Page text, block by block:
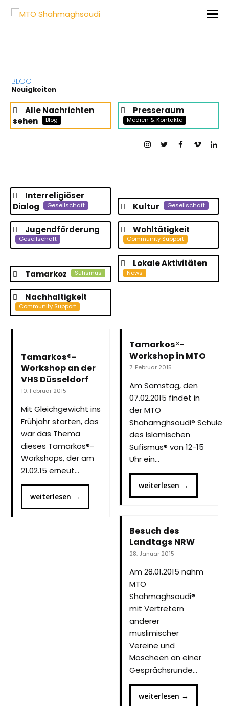
BLOG
Neuigkeiten
Alle Nachrichten
sehen
Blog
Presseraum
Medien & Kontakte
Instagram
TwitterFacebook
Vimeo
Interreligiöser
Dialog
Gesellschaft Kultur Gesellschaft
Jugendförderung
Gesellschaft
Wohltätigkeit
Community Support
Tamarkoz Sufismus
Lokale Aktivitäten
News
Nachhaltigkeit
Community Support
Tamarkos®-
Workshop an der
VHS Düsseldorf
10. Februar 2015
Mit Gleichgewicht ins
Frühjahr starten, das
war das Thema
dieses Tamarkos®-
Workshops, der am
21.02.15 erneut…
weiterlesen →
Tamarkos®-
Workshop in MTO
7. Februar 2015
Am Samstag, den
07.02.2015 findet in
der MTO
Shahamghsoudi® Schule
des Islamischen
Sufismus® von 12-15
Uhr ein…
weiterlesen →
Besuch des
Landtags NRW
28. Januar 2015
Am 28.01.2015 nahm
MTO
Shahmaghsoudi®
mit Vertretern
anderer
muslimischer
Vereine und
Moscheen an einer
Gesprächsrunde…
weiterlesen →